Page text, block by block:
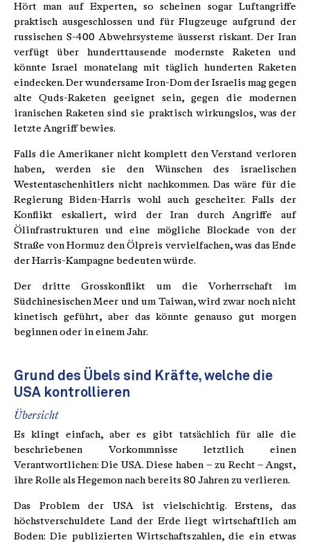
Hört man auf Experten, so scheinen sogar Luftangriffe
praktisch ausgeschlossen und für Flugzeuge aufgrund der
russischen S-400 Abwehrsysteme äusserst riskant. Der Iran
verfügt über hunderttausende modernste Raketen und
könnte Israel monatelang mit täglich hunderten Raketen
eindecken. Der wundersame Iron-Dom der Israelis mag gegen
alte Quds-Raketen geeignet sein, gegen die modernen
iranischen Raketen sind sie praktisch wirkungslos, was der
letzte Angriff bewies.
Falls die Amerikaner nicht komplett den Verstand verloren
haben, werden sie den Wünschen des israelischen
Westentaschenhitlers nicht nachkommen. Das wäre für die
Regierung Biden-Harris wohl auch gescheiter. Falls der
Konflikt eskaliert, wird der Iran durch Angriffe auf
Ölinfrastrukturen und eine mögliche Blockade von der
Straße von Hormuz den Ölpreis vervielfachen, was das Ende
der Harris-Kampagne bedeuten würde.
Der dritte Grosskonflikt um die Vorherrschaft im
Südchinesischen Meer und um Taiwan, wird zwar noch nicht
kinetisch geführt, aber das könnte genauso gut morgen
beginnen oder in einem Jahr.
Grund des Übels sind Kräfte, welche die
USA kontrollieren
Übersicht
Es klingt einfach, aber es gibt tatsächlich für alle die
beschriebenen Vorkommnisse letztlich einen
Verantwortlichen: Die USA. Diese haben – zu Recht – Angst,
ihre Rolle als Hegemon nach bereits 80 Jahren zu verlieren.
Das Problem der USA ist vielschichtig. Erstens, das
höchstverschuldete Land der Erde liegt wirtschaftlich am
Boden: Die publizierten Wirtschaftszahlen, die ein etwas